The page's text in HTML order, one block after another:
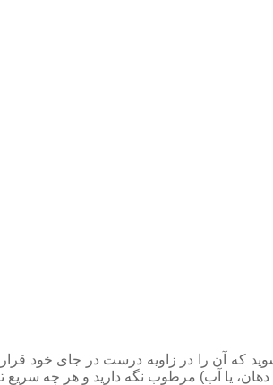
که آن را در زاویه درست در جای خود قرار
یا آب) مرطوب نگه دارید و هر چه سریع